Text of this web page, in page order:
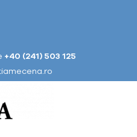
+40 (241) 503 125